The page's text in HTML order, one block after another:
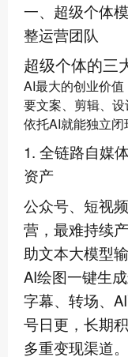
一、超级个体
整运营团队
超级个体的三
AI最大的创业价
要文案、剪辑、
依托AI就能独立闭
1. 全链路自媒
资产
公众号、短视
营，最难持续
助文本大模型
AI绘图一键生
字幕、转场、
号日更，长期
多重变现渠道。